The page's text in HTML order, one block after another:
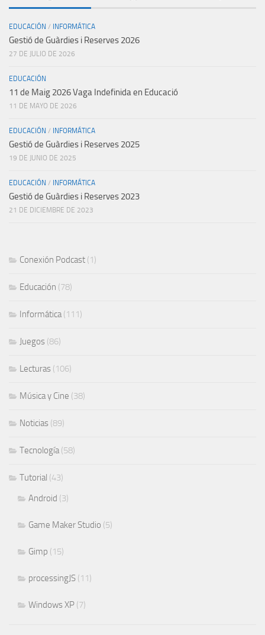
EDUCACIÓN / INFORMÁTICA
Gestió de Guàrdies i Reserves 2026
27 DE JULIO DE 2026
EDUCACIÓN
11 de Maig 2026 Vaga Indefinida en Educació
11 DE MAYO DE 2026
EDUCACIÓN / INFORMÁTICA
Gestió de Guàrdies i Reserves 2025
19 DE JUNIO DE 2025
EDUCACIÓN / INFORMÁTICA
Gestió de Guàrdies i Reserves 2023
21 DE DICIEMBRE DE 2023
Conexión Podcast (1)
Educación (78)
Informática(111)
Juegos (86)
Lecturas (106)
Música y Cine (38)
Noticias (89)
Tecnología(58)
Tutorial (43)
Android (3)
Game Maker Studio (5)
Gimp (15)
processingJS (11)
Windows XP (7)